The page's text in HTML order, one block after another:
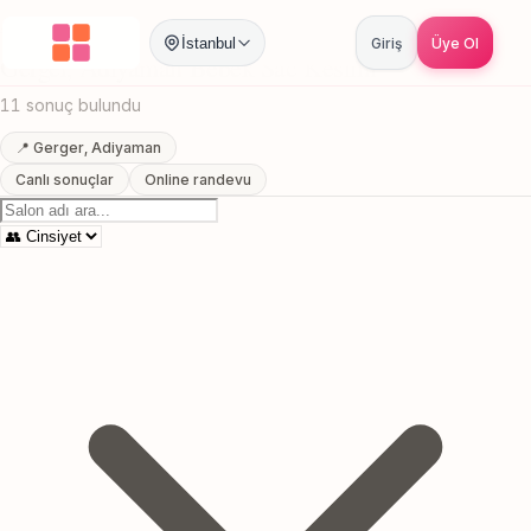
İstanbul Giriş Üye Ol
Anasayfa / Adiyaman / / Bebek Sac Kesimi
Gerger, Adiyaman Bebek Sac Kesimi
11 sonuç bulundu
📍 Gerger, Adiyaman
Canlı sonuçlar
Online randevu